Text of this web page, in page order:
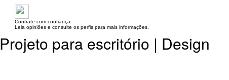
Contrate com confiança.
Leia opiniões e consulte os perfis para mais informações.
Projeto para escritório | Design